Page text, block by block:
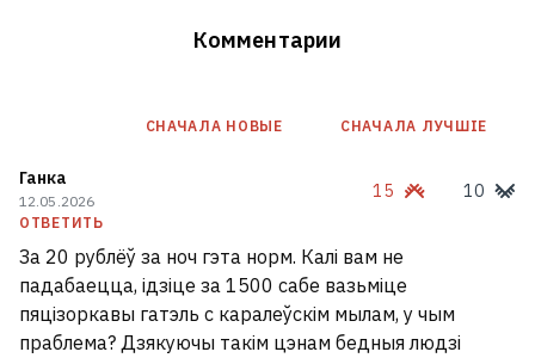
Комментарии
СНАЧАЛА НОВЫE СНАЧАЛА ЛУЧШІЕ
Ганка
12.05.2026
ОТВЕТИТЬ
15 10
За 20 рублёў за ноч гэта норм. Калі вам не
падабаецца, ідзіце за 1500 сабе вазьміце
пяцізоркавы гатэль с каралеўскім мылам, у чым
праблема? Дзякуючы такім цэнам бедныя людзі
популярного польского сериала